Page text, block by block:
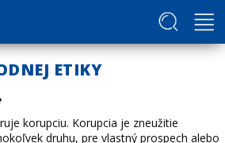
ETIKY
korupciu. Korupcia je zneužitie
druhu, pre vlastný prospech alebo